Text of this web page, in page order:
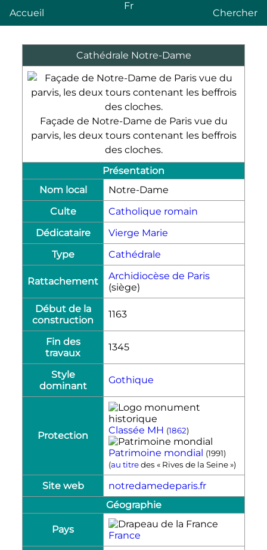
Accueil
Fr
Chercher
Cathédrale Notre-Dame
Façade de Notre-Dame de Paris vue du
parvis, les deux tours contenant les beffrois
des cloches.
Présentation
Nom local
Notre-Dame
Culte
Catholique romain
Dédicataire
Vierge Marie
Type
Cathédrale
Rattachement
Archidiocèse de Paris
(siège)
Début de la
construction
1163
Fin des
travaux
1345
Style
dominant
Gothique
Protection Classée MH (1862)
Patrimoine mondial (1991)
(au titredes « Rives de la Seine »)
Site web
notredamedeparis.fr
Géographie
Pays
France